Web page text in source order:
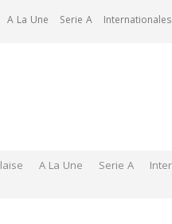
A La Une Serie A Internationales
A La Une Serie A